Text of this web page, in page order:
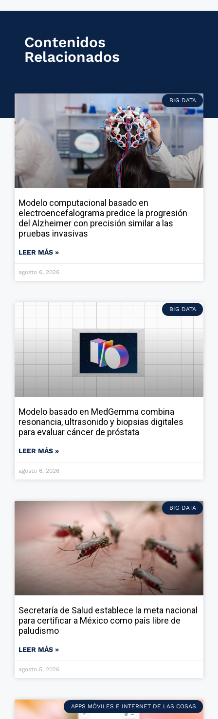
Contenidos
Relacionados
BIG DATA
Modelo computacional basado en
electroencefalograma predice la progresión
del Alzheimer con precisión similar a las
pruebas invasivas
LEER MÁS »
agosto 6, 2026
BIG DATA
Modelo basado en MedGemma combina
resonancia, ultrasonido y biopsias digitales
para evaluar cáncer de próstata
LEER MÁS »
agosto 6, 2026
BIG DATA
Secretaría de Salud establece la meta nacional
para certificar a México como país libre de
paludismo
LEER MÁS »
agosto 5, 2026
APPS MÓVILES E INTERNET DE LAS COSAS